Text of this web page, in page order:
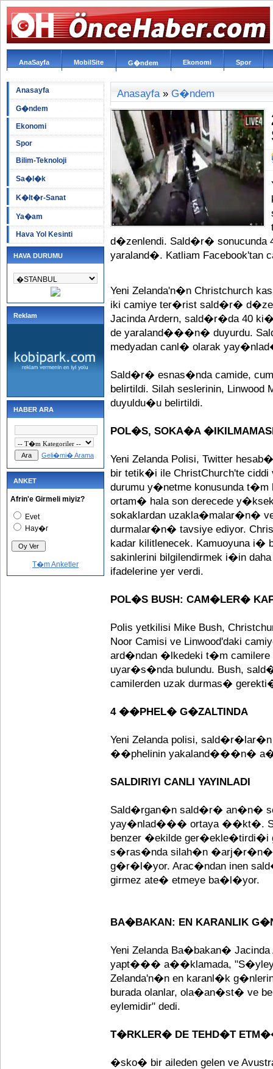
AnaSayfa MobilSite G�ndem Ekonomi Spor
Anasayfa
G�ndem
Ekonomi
Spor
Bilim-Teknoloji
Sa�l�k
K�lt�r-Sanat
Ya�am
Hava Yol Kesinti
HAVA DURUMU
Reklam
HABER ARA
Geli�mi� Arama
ANKET
Afrin'e Girmeli miyiz?
Evet
Hay�r
T�m Anketler
Anasayfa» G�ndem
d�zenlendi. Sald�r�
yaraland�. Katliam
Yeni Zelanda'n�n Christchurch
iki camiye ter�rist sald�r�
Jacinda Ardern, sald�r�da 40
de yaraland���n� duyurdu.
medyadan canl� olarak
Sald�r� esnas�nda camide,
belirtildi. Silah seslerinin, Linwood
duyuldu�u belirtildi.
POL�S, SOKA�A
Yeni Zelanda Polisi, Twitter
bir tetik�i ile ChristChurch'te
durumu y�netme konusunda
ortam� hala son derecede
sokaklardan uzakla�malar�n�
durmalar�n� tavsiye ediyor.
kadar kilitlenecek. Kamuoyuna
sakinlerini bilgilendirmek i�in
ifadelerine yer verdi.
POL�S BUSH: CAM�LER�
Polis yetkilisi Mike Bush,
Noor Camisi ve Linwood'daki
ard�ndan �lkedeki t�m
uyar�s�nda bulundu. Bush,
camilerden uzak durmas�
4 ��PHEL� G�ZALTINDA
Yeni Zelanda polisi,
��phelinin yakaland���n�
SALDIRIYI CANLI YAYINLADI
Sald�rgan�n sald�r� an�n�
yay�nlad��� ortaya ��kt�.
benzer �ekilde
s�ras�nda silah�n
g�r�l�yor. Arac�ndan inen
girmez ate� etmeye ba�l�yor.
BA�BAKAN: EN KARANLIK
Yeni Zelanda Ba�bakan�
yapt��� a��klamada,
Zelanda'n�n en karanl�k
burada olanlar, ola�an�st� ve
eylemidir" dedi.
T�RKLER� DE TEHD�T
�sko� bir aileden gelen ve